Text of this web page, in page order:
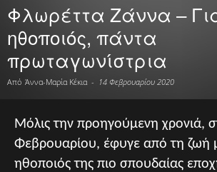
Φλωρέττα Ζάννα –
ηθοποιός, πάντα
πρωταγωνίστρια
Από Άννα-Μαρία Κέκια - 14 Φεβρουαρίου 2020
Μόλις την προηγούμενη χρονιά,
Φεβρουαρίου, έφυγε από τη ζωή
ηθοποιός της πιο σπουδαίας